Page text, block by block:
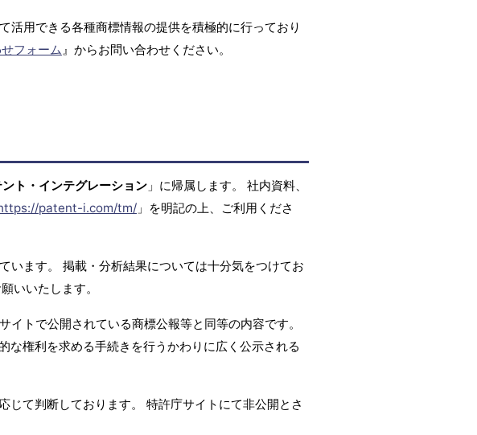
活用できる各種商標情報の提供を積極的に行っており
フォーム 』からお問い合わせください。
ト・インテグレーション 」に帰属します。 社内資料、
patent-i.com/tm/ 」を明記の上、ご利用くださ
います。 掲載・分析結果については十分気をつけてお
いいたします。
トで公開されている商標公報等と同等の内容です。
な権利を求める手続きを行うかわりに広く公示される
て判断しております。 特許庁サイトにて非公開とさ